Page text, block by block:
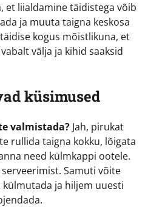
et liialdamine täidistega võib
ja muuta taigna keskosa
kogus mõistlikuna, et
välja ja kihid saaksid
küsimused
valmistada? Jah, pirukat
rullida taigna kokku, lõigata
need külmkappi ootele.
Samuti võite
ja hiljem uuesti